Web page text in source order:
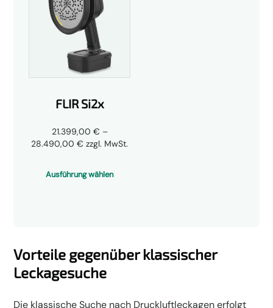
FLIR Si2x
21.399,00 € –
28.490,00€ Preisspanne:
28.490,00 €
zzgl. MwSt.
Ausführung wählen
Vorteile gegenüber klassischer
Leckagesuche
Die klassische Suche nach Druckluftleckagen erfolgt